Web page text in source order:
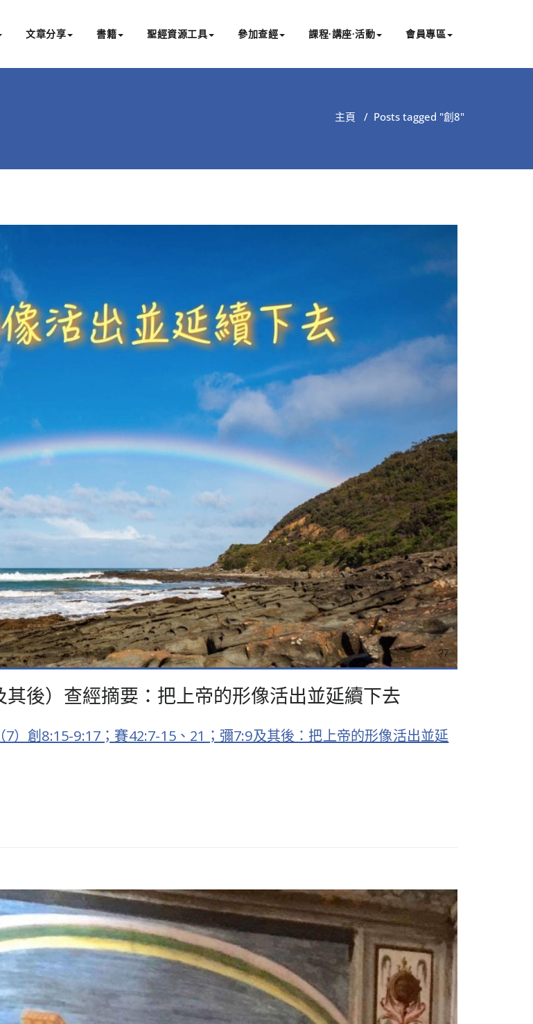
文章分享 書籍 聖經資源工具 參加查經 課程∙講座∙活動 會員專區
主頁 / Posts tagged "創8"
後）查經摘要：把上帝的形像活出並延續下去
）創8:15-9:17；賽42:7-15、21；彌7:9及其後：把上帝的形像活出並延